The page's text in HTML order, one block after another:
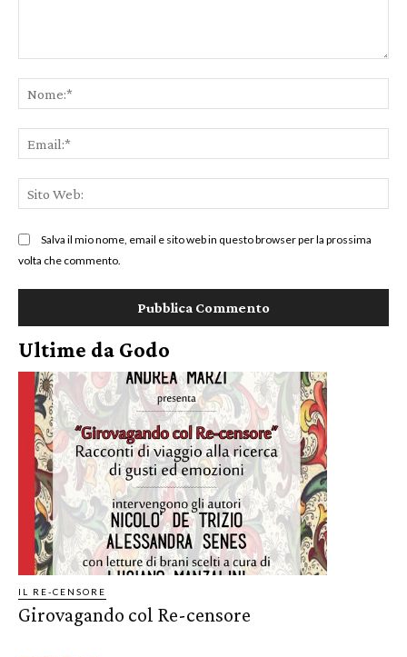
Salva il mio nome, email e sito web in questo browser per la prossima
volta che commento.
Ultime da Godo
IL RE-CENSORE
Girovagando col Re-censore